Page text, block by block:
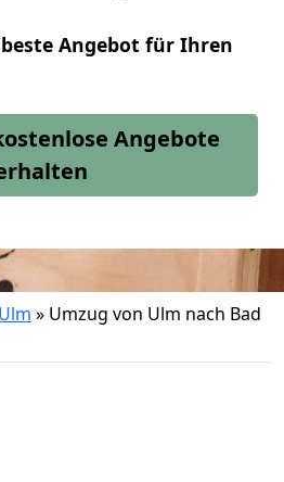
beste Angebot für Ihren
Angebote
» Umzug von Ulm nach Bad